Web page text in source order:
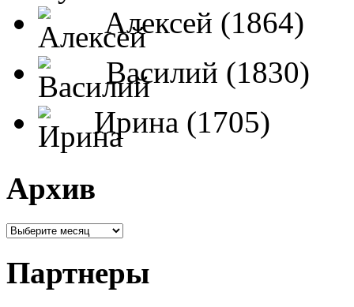
Алексей (1864)
Василий (1830)
Ирина (1705)
Архив
Партнеры